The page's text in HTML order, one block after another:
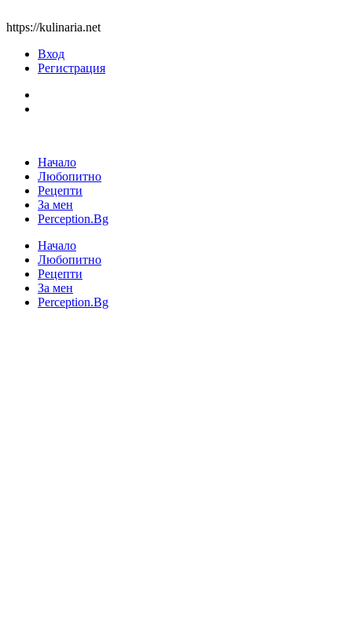
https://kulinaria.net
Вход
Регистрация
Начало
Любопитно
Рецепти
За мен
Perception.Bg
Начало
Любопитно
Рецепти
За мен
Perception.Bg